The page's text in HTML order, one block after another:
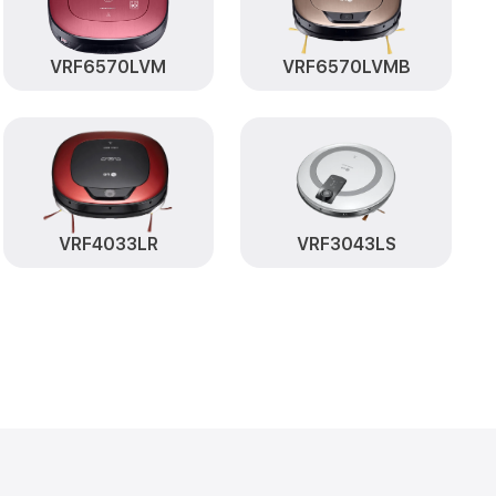
LG Заказать
Заказать
LG Заказать
Заказать
LG
VRF6570LVM VRF6570LVMB
VRF4033LR VRF3043LS